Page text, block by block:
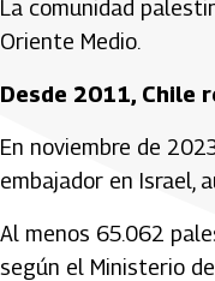
La comunidad
Oriente Medio.
Desde 2011, Chile
En noviembre de
embajador en Israel,
Al menos 65.062
según el Ministerio